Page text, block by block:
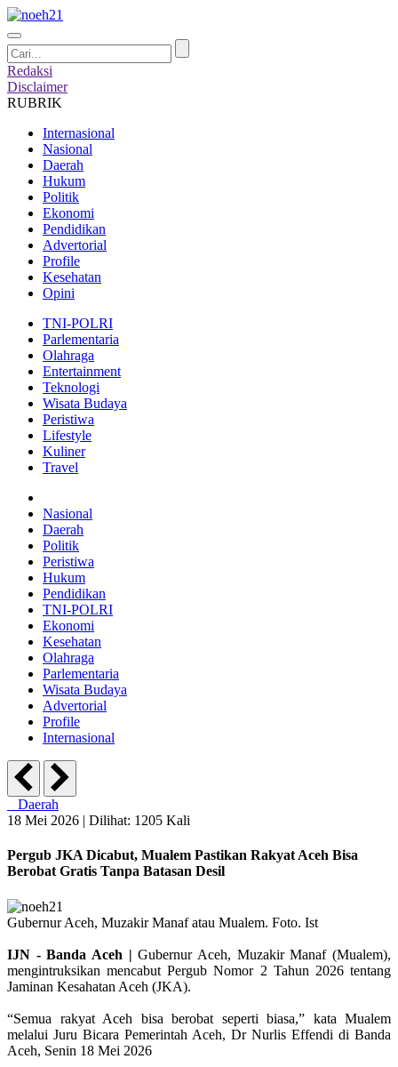
Redaksi
Disclaimer
RUBRIK
Internasional
Nasional
Daerah
Hukum
Politik
Ekonomi
Pendidikan
Advertorial
Profile
Kesehatan
Opini
TNI-POLRI
Parlementaria
Olahraga
Entertainment
Teknologi
Wisata Budaya
Peristiwa
Lifestyle
Kuliner
Travel
Nasional
Daerah
Politik
Peristiwa
Hukum
Pendidikan
TNI-POLRI
Ekonomi
Kesehatan
Olahraga
Parlementaria
Wisata Budaya
Advertorial
Profile
Internasional
Daerah
18 Mei 2026 | Dilihat: 1205 Kali
Pergub JKA Dicabut, Mualem Pastikan Rakyat Aceh Bisa
Berobat Gratis Tanpa Batasan Desil
Gubernur Aceh, Muzakir Manaf atau Mualem. Foto. Ist
IJN - Banda Aceh |Gubernur Aceh, Muzakir Manaf (Mualem),
mengintruksikan mencabut Pergub Nomor 2 Tahun 2026 tentang
Jaminan Kesahatan Aceh (JKA).
“Semua rakyat Aceh bisa berobat seperti biasa,” kata Mualem
melalui Juru Bicara Pemerintah Aceh, Dr Nurlis Effendi di Banda
Aceh, Senin 18 Mei 2026